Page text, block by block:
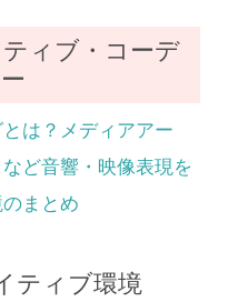
ィブ・コーデ
は？メディアアー
ど音響・映像表現を
まとめ
ティブ環境